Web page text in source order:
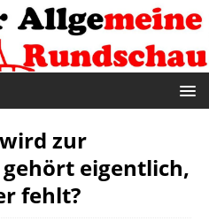
zur
eigentlich,
fehlt?